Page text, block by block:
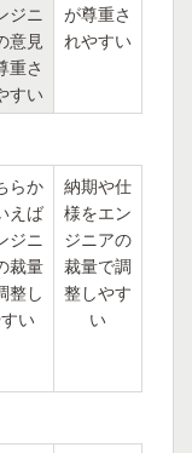
ジニ
意見
重さ
すい
が尊重さ
れやすい
らか
えば
ジニ
裁量
整し
い
納期や仕
様をエン
ジニアの
裁量で調
整しやす
い